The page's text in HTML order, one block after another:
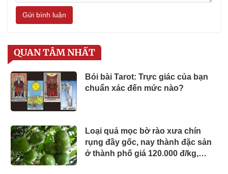
Gửi bình luận
QUAN TÂM NHẤT
Bói bài Tarot: Trực giác của bạn
chuẩn xác đến mức nào?
Loại quả mọc bờ rào xưa chín
rụng đầy gốc, nay thành đặc sản
ở thành phố giá 120.000 đ/kg,